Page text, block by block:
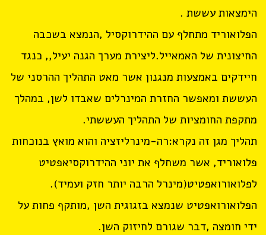
הימצאות עששת .
הפלואוריד מתחלף עם ההידרוקסיל ,הנמצא בשכבה
החיצונית של האמאייל.ליצירת מערך הגנה יעיל,, כנגד
חיידקים באמצעות מנגנון אשר מאט התהליך ההרסני של
העששת ומאפשר החזרת המינרלים שאבדו לשן, במהלך
מתקפת החומציות של התהליך העששתי.
תהליך מגן זה נקרא:רה-מינרליזציה והוא מואץ בנוכחות
פלואוריד, אשר משחלף את יוני ההידרוקסיאפטיט
לפלואורואפטיט(מינרל הרבה יותר חזק ועמיד).
הפלואורואפטיט שנמצא בזגוגית השן ,מותקף פחות על
ידי חומצה ,דבר שגורם לחיזוק השן.